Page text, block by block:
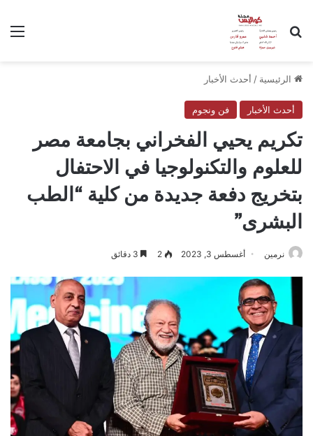
بحث عن
الرئيسية / أحدث الأخبار
أحدث الأخبار فن ونجوم
تكريم يحيي الفخراني بجامعة مصر
للعلوم والتكنولوجيا في الاحتفال
بتخريج دفعة جديدة من كلية “الطب
البشرى”
نرمين أغسطس 3, 2023 2